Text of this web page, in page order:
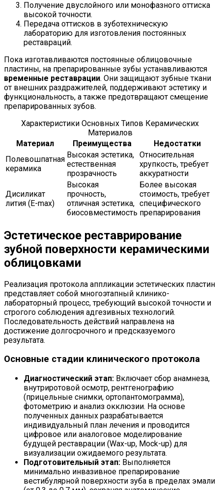
Получение двуслойного или монофазного оттиска
высокой точности.
Передача оттисков в зуботехническую
лабораторию для изготовления постоянных
реставраций.
Пока изготавливаются постоянные облицовочные
пластины, на препарированные зубы устанавливаются
временные реставрации. Они защищают зубные ткани
от внешних раздражителей, поддерживают эстетику и
функциональность, а также предотвращают смещение
препарированных зубов.
Характеристики Основных Типов Керамических
Материалов
Материал
Преимущества
Недостатки
Полевошпатная
керамика
Высокая эстетика,
естественная
прозрачность
Относительная
хрупкость, требует
аккуратности
Дисиликат
лития (E-max)
Высокая
прочность,
отличная эстетика,
биосовместимость
Более высокая
стоимость, требует
специфического
препарирования
Эстетическое реставрирование
зубной поверхности керамическими
облицовками
Реализация протокола аппликации эстетических пластин
представляет собой многоэтапный клинико-
лабораторный процесс, требующий высокой точности и
строгого соблюдения адгезивных технологий.
Последовательность действий направлена на
достижение долгосрочного и предсказуемого
результата.
Основные стадии клинического протокола
Диагностический этап: Включает сбор анамнеза,
внутриротовой осмотр, рентгенографию
(прицельные снимки, ортопантомограмма),
фотометрию и анализ окклюзии. На основе
полученных данных разрабатывается
индивидуальный план лечения и проводится
цифровое или аналоговое моделирование
будущей реставрации (Wax-up, Mock-up) для
визуализации ожидаемого результата.
Подготовительный этап: Выполняется
минимально инвазивное препарирование
вестибулярной поверхности зуба в пределах эмали